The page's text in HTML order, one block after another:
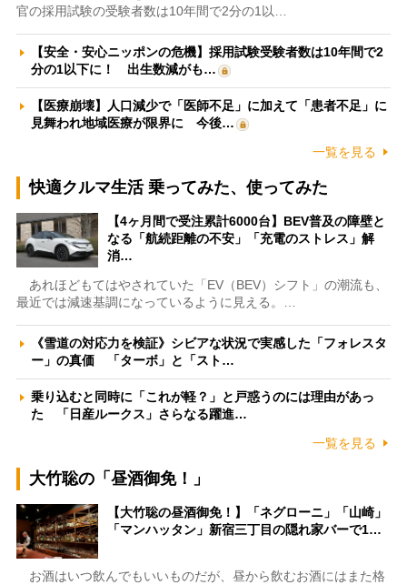
官の採用試験の受験者数は10年間で2分の1以…
【安全・安心ニッポンの危機】採用試験受験者数は10年間で2
分の1以下に！ 出生数減がも…
【医療崩壊】人口減少で「医師不足」に加えて「患者不足」に
見舞われ地域医療が限界に 今後…
一覧を見る
快適クルマ生活 乗ってみた、使ってみた
【4ヶ月間で受注累計6000台】BEV普及の障壁と
なる「航続距離の不安」「充電のストレス」解
消…
あれほどもてはやされていた「EV（BEV）シフト」の潮流も、
最近では減速基調になっているように見える。…
《雪道の対応力を検証》シビアな状況で実感した「フォレスタ
ー」の真価 「ターボ」と「スト…
乗り込むと同時に「これが軽？」と戸惑うのには理由があっ
た 「日産ルークス」さらなる躍進…
一覧を見る
大竹聡の「昼酒御免！」
【大竹聡の昼酒御免！】「ネグローニ」「山崎」
「マンハッタン」新宿三丁目の隠れ家バーで1…
お酒はいつ飲んでもいいものだが、昼から飲むお酒にはまた格